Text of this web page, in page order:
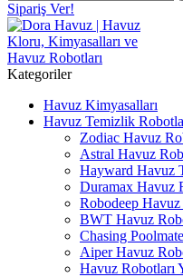
Sipariş Ver!
Kategoriler
Havuz Kimyasalları
Havuz Temizlik
Zodiac Havuz
Astral Havuz
Hayward Havuz
Duramax Havuz
Robodeep
BWT Havuz
Chasing
Aiper Havuz
Havuz Robotları